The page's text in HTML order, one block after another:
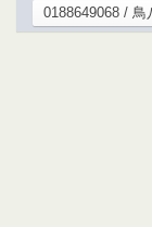
0188649068 / 鳥